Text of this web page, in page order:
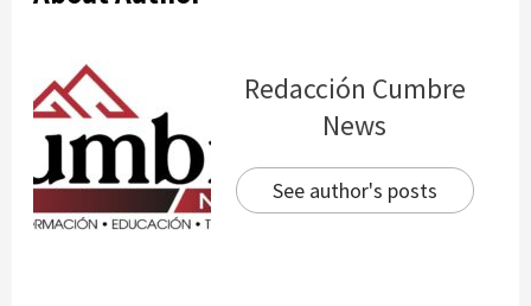
Redacción Cumbre
News
See author's posts